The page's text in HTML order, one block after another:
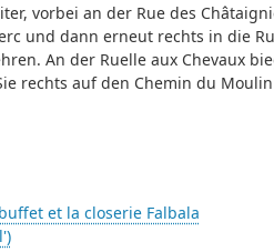
vorbei an der Rue des
und dann erneut rechts in die
An der Ruelle aux Chevaux
rechts auf den Chemin du
et la closerie Falbala